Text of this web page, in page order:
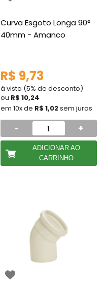
Curva Esgoto Longa 90°
40mm - Amanco
R$ 9,73
à vista (5% de desconto)
ou R$ 10,24
em 10x de R$ 1,02sem juros
- +
ADICIONAR AO
CARRINHO